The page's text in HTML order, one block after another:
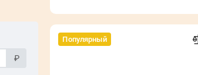
₽
Популярный